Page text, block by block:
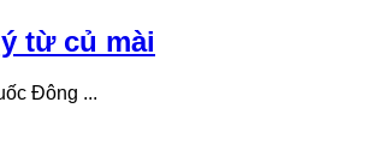
từ củ mài
Đông ...